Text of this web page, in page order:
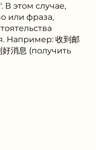
В этом случае,
или фраза,
Например: 收到邮
消息 (получить